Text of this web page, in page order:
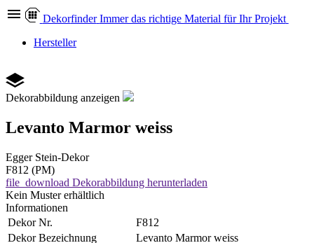
Dekorfinder Immer das richtige Material für Ihr Projekt
Hersteller
Dekorabbildung anzeigen
Levanto Marmor weiss
Egger Stein-Dekor
F812 (PM)
file_download Dekorabbildung herunterladen
Kein Muster erhältlich
Informationen
Dekor Nr.
F812
Dekor Bezeichnung
Levanto Marmor weiss